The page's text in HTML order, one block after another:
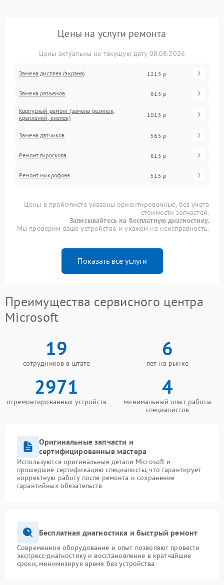
Цены на услуги ремонта
Цены актуальны на текущую дату 08.08.2026
Замена дисплея (экрана) 1215 р
Замена разъемов 615 р
Корпусный ремонт (замена резинок,
креплений, кнопок)
1015 р
Замена датчиков 565 р
Ремонт гироскопа 815 р
Ремонт микрофона 515 р
Цены в прайс-листе указаны ориентировочные, без учета
стоимости запчастей.
Записывайтесь на бесплатную диагностику.
Мы проверим ваше устройство и укажем на неисправность.
Показать все услуги
Преимущества сервисного центра
Microsoft
19
сотрудников в штате
6
лет на рынке
2971
отремонтированных устройств
4
минимальный опыт работы
специалистов
Оригинальные запчасти и
сертифицированные мастера
Используются оригинальные детали Microsoft и
прошедшие сертификацию специалисты, что гарантирует
корректную работу после ремонта и сохранение
гарантийных обязательств
Бесплатная диагностика и быстрый ремонт
Современное оборудование и опыт позволяют провести
экспресс-диагностику и восстановление в кратчайшие
сроки, минимизируя время без устройства